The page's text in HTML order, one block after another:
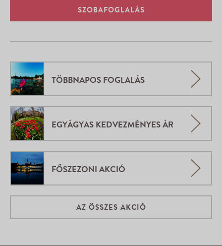
SZOBAFOGLALÁS
TÖBBNAPOS FOGLALÁS
EGYÁGYAS KEDVEZMÉNYES ÁR
FŐSZEZONI AKCIÓ
AZ ÖSSZES AKCIÓ